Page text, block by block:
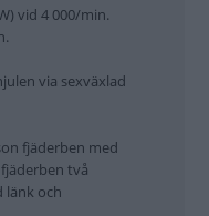
vid 4 000/min.
via sexväxlad
fjäderben med
två
länk och